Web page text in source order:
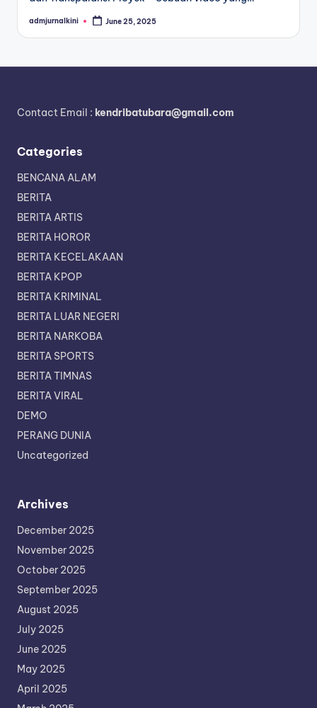
Posted
admjurnalkini June 25, 2025
Contact Email : kendribatubara@gmail.com
Categories
BENCANA ALAM
BERITA
BERITA ARTIS
BERITA HOROR
BERITA KECELAKAAN
BERITA KPOP
BERITA KRIMINAL
BERITA LUAR NEGERI
BERITA NARKOBA
BERITA SPORTS
BERITA TIMNAS
BERITA VIRAL
DEMO
PERANG DUNIA
Uncategorized
Archives
December 2025
November 2025
October 2025
September 2025
August 2025
July 2025
June 2025
May 2025
April 2025